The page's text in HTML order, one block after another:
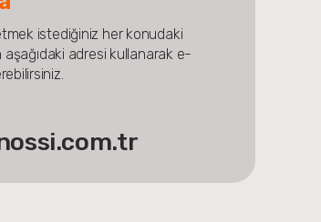
istediğiniz her konudaki
aşağıdaki adresi kullanarak e-